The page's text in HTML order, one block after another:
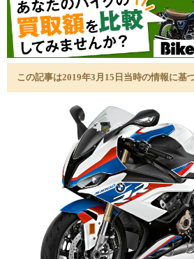
この記事は2019年3月15日当時の情報に基